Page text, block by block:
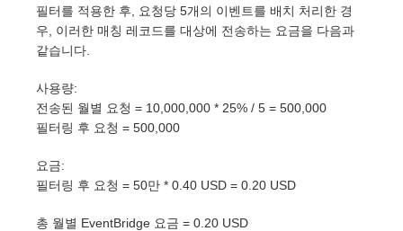
필터를 적용한 후, 요청당 5개의 이벤트를 배치 처리한 경
우, 이러한 매칭 레코드를 대상에 전송하는 요금을 다음과
같습니다.
사용량:
전송된 월별 요청 = 10,000,000 * 25% / 5 = 500,000
필터링 후 요청 = 500,000
요금:
필터링 후 요청 = 50만 * 0.40 USD = 0.20 USD
총 월별 EventBridge 요금 = 0.20 USD